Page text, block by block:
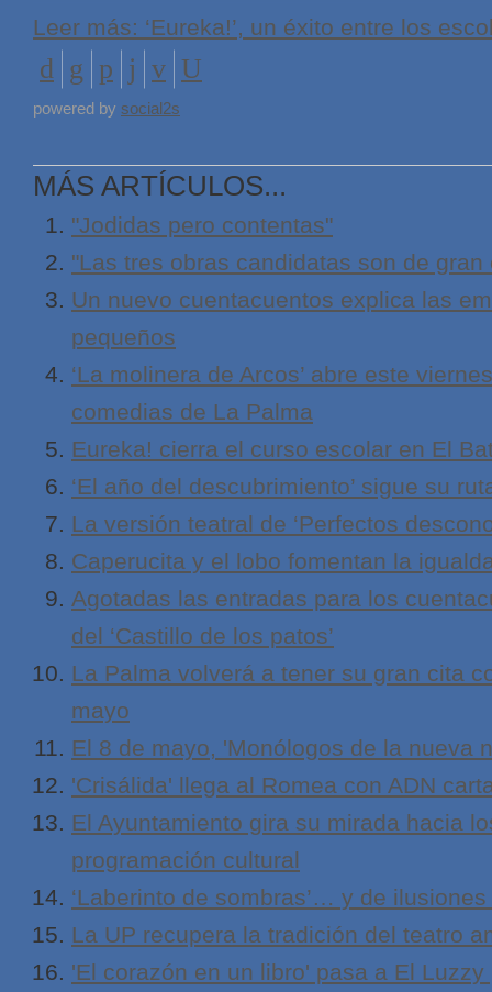
Leer más: ‘Eureka!’, un éxito entre los
powered by social2s
MÁS ARTÍCULOS...
"Jodidas pero contentas"
"Las tres obras candidatas son de gran
Un nuevo cuentacuentos explica las
pequeños
‘La molinera de Arcos’ abre este
comedias de La Palma
Eureka! cierra el curso escolar en El
‘El año del descubrimiento’ sigue su
La versión teatral de ‘Perfectos
Caperucita y el lobo fomentan la
Agotadas las entradas para los
del ‘Castillo de los patos’
La Palma volverá a tener su gran cita
mayo
El 8 de mayo, 'Monólogos de la nueva
'Crisálida' llega al Romea con ADN
El Ayuntamiento gira su mirada hacia
programación cultural
‘Laberinto de sombras’… y de
La UP recupera la tradición del teatro
'El corazón en un libro' pasa a El